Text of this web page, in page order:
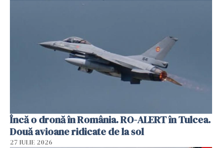
Încă o dronă în România. RO-ALERT în Tulcea.
Două avioane ridicate de la sol
27 IULIE 2026